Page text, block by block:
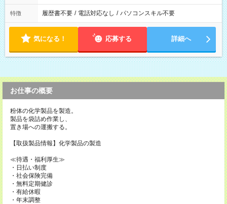
特徴 履歴書不要 / 電話対応なし / パソコンスキル不要
気になる！ 応募する 詳細へ
お仕事の概要
粉体の化学製品を製造。
製品を袋詰め作業し、
置き場への運搬する。
【取扱製品情報】化学製品の製造
≪待遇・福利厚生≫
・日払い制度
・社会保険完備
・無料定期健診
・有給休暇
・年末調整